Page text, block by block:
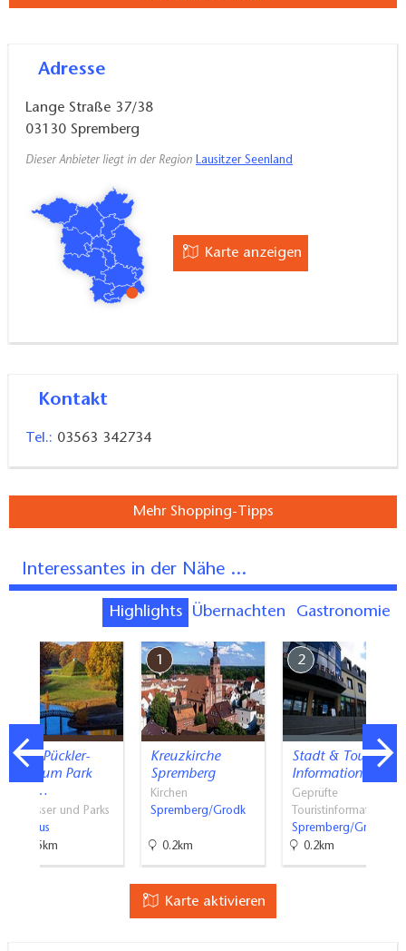
Adresse
Lange Straße 37/38
03130 Spremberg
Dieser Anbieter liegt in der Region Lausitzer Seenland
Karte anzeigen
Kontakt
Tel.: 03563 342734
Mehr Shopping-Tipps
Interessantes in der Nähe ...
Highlights Übernachten Gastronomie
Fürst-Pückler-
Museum Park
und…
Schlösser und Parks
Cottbus
18.5km
1
Kreuzkirche
Spremberg
Kirchen
Spremberg/Grodk
0.2km
2
Stadt & Tourist
Information…
Geprüfte
Touristinformati…
Spremberg/Grodk
0.2km
Karte aktivieren